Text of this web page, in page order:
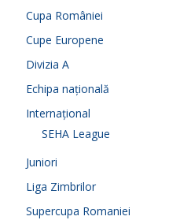
Cupa României
Cupe Europene
Divizia A
Echipa națională
Internațional
SEHA League
Juniori
Liga Zimbrilor
Supercupa Romaniei